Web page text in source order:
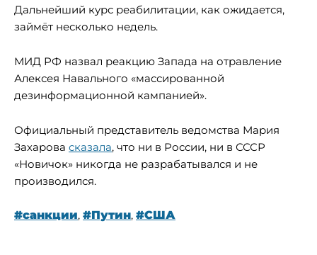
Дальнейший курс реабилитации, как ожидается,
займёт несколько недель.
МИД РФ назвал реакцию Запада на отравление
Алексея Навального «массированной
дезинформационной кампанией».
Официальный представитель ведомства Мария
Захарова сказала, что ни в России, ни в СССР
«Новичок» никогда не разрабатывался и не
производился.
#санкции, #Путин, #США